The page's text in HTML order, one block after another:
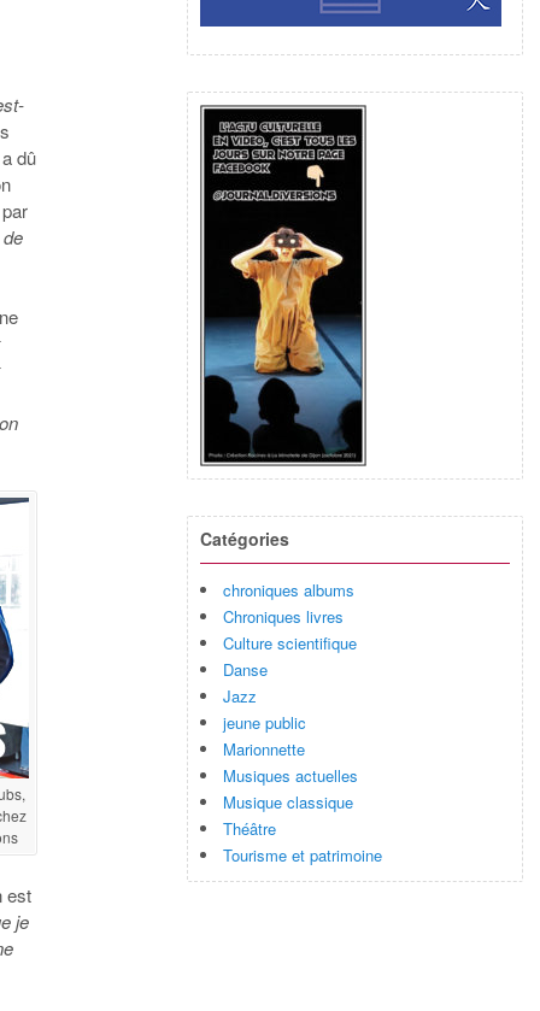
dû
est
je
Catégories
chroniques albums
Chroniques livres
Culture scientifique
Danse
Jazz
jeune public
Marionnette
Musiques actuelles
Musique classique
Théâtre
Tourisme et patrimoine